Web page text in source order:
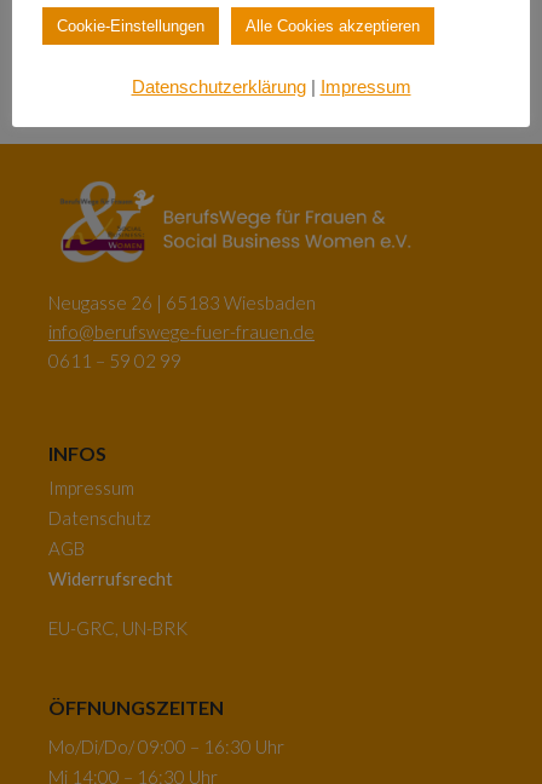
Be happy – so werden Sie glücklich im Beruf!| BerufsWege für
Frauen e.V.
Neugasse 26 | 65183 Wiesbaden
info@berufswege-fuer-frauen.de
0611 – 59 02 99
INFOS
Impressum
Datenschutz
AGB
Widerrufsrecht
EU-GRC, UN-BRK
ÖFFNUNGSZEITEN
Mo/Di/Do/ 09:00 – 16:30 Uhr
Mi 14:00 – 16:30 Uhr
Cookie-Einstellungen Alle Cookies akzeptieren
Datenschutzerklärung| Impressum